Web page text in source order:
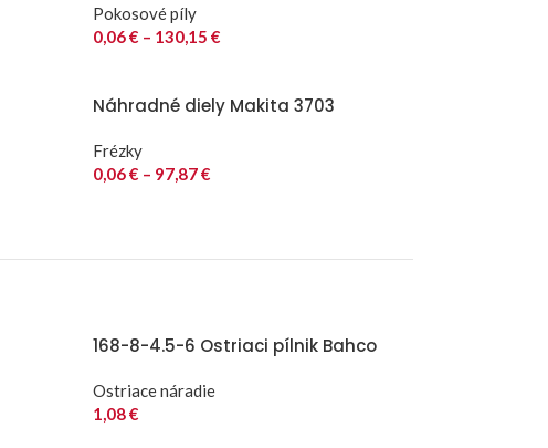
Pokosové píly
0,06€ – 130,15 €
Náhradné diely Makita 3703
Frézky
0,06€ – 97,87€
168-8-4.5-6 Ostriaci pílnik Bahco
Ostriace náradie
1,08€